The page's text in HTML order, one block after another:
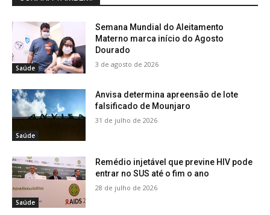
Saúde
Semana Mundial do Aleitamento
Materno marca início do Agosto
Dourado
3 de agosto de 2026
Saúde
Anvisa determina apreensão de lote
falsificado de Mounjaro
31 de julho de 2026
Saúde
Remédio injetável que previne HIV pode
entrar no SUS até o fim o ano
28 de julho de 2026